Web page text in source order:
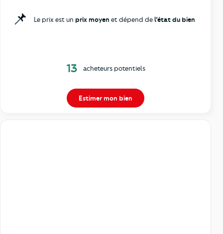
📌 Le prix est un prix moyen et dépend del’état du bien
13 acheteurs potentiels
Estimer mon bien